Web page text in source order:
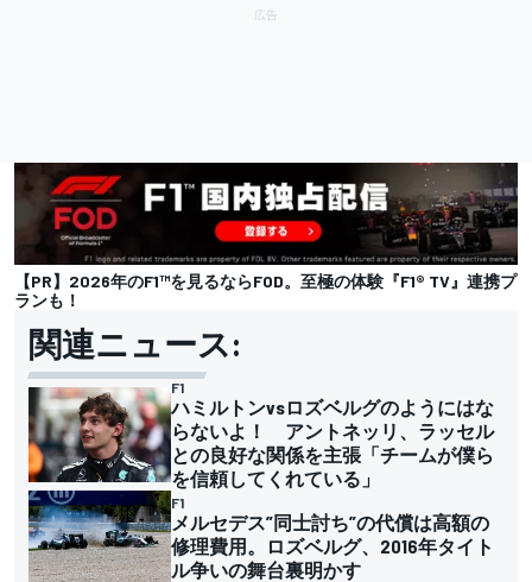
【PR】2026年のF1™︎を見るならFOD。至極の体験『F1® TV』連携プ
ランも！
関連ニュース:
F1
ハミルトンvsロズベルグのようにはな
らないよ！ アントネッリ、ラッセル
との良好な関係を主張「チームが僕ら
を信頼してくれている」
F1
メルセデス”同士討ち”の代償は高額の
修理費用。ロズベルグ、2016年タイト
ル争いの舞台裏明かす